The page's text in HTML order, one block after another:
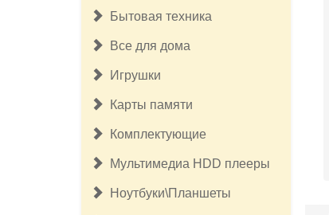
Бытовая техника
Все для дома
Игрушки
Карты памяти
Комплектующие
Мультимедиа HDD плееры
Ноутбуки\Планшеты